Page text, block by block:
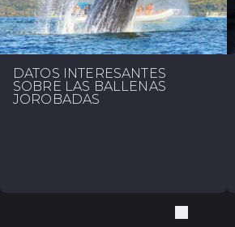
DATOS INTERESANTES
SOBRE LAS BALLENAS
JOROBADAS